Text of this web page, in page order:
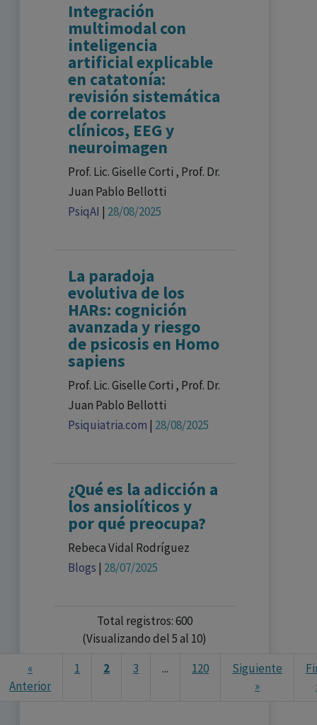
Integración
multimodal con
inteligencia
artificial explicable
en catatonía:
revisión sistemática
de correlatos
clínicos, EEG y
neuroimagen
Prof. Lic. Giselle Corti , Prof. Dr.
Juan Pablo Bellotti
PsiqAI | 28/08/2025
La paradoja
evolutiva de los
HARs: cognición
avanzada y riesgo
de psicosis en Homo
sapiens
Prof. Lic. Giselle Corti , Prof. Dr.
Juan Pablo Bellotti
Psiquiatria.com | 28/08/2025
¿Qué es la adicción a
los ansiolíticos y
por qué preocupa?
Rebeca Vidal Rodríguez
Blogs | 28/07/2025
Total registros: 600
(Visualizando del 5 al 10)
«
Anterior
1 2 3 ... 120
Siguiente
»